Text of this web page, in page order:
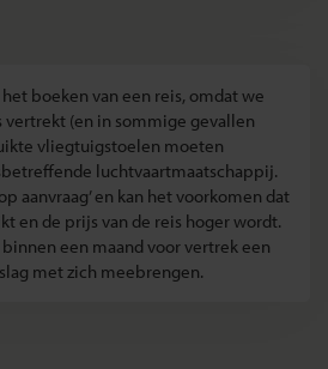
boeken van een reis, omdat we
vertrekt (en in sommige gevallen
vliegtuigstoelen moeten
luchtvaartmaatschappij.
aanvraag’ en kan het voorkomen dat
en de prijs van de reis hoger wordt.
een maand voor vertrek een
met zich meebrengen.